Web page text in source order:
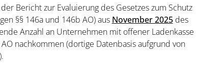
Bericht zur Evaluierung des Gesetzes zum Schutz
§§ 146a und 146b AO) aus November 2025des
Anzahl an Unternehmen mit offener Ladenkasse
nachkommen (dortige Datenbasis aufgrund von